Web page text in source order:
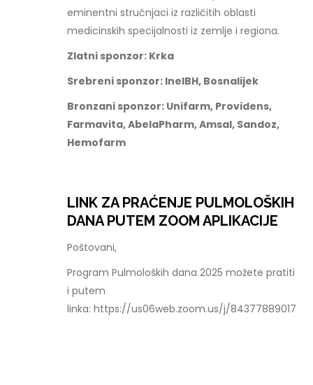
eminentni stručnjaci iz različitih oblasti
medicinskih specijalnosti iz zemlje i regiona.
Zlatni sponzor: Krka
Srebreni sponzor: InelBH, Bosnalijek
Bronzani sponzor: Unifarm, Providens,
Farmavita, AbelaPharm, Amsal, Sandoz,
Hemofarm
LINK ZA PRAĆENJE PULMOLOŠKIH
DANA PUTEM ZOOM APLIKACIJE
Poštovani,
Program Pulmoloških dana 2025 možete pratiti
i putem
linka: https://us06web.zoom.us/j/84377889017